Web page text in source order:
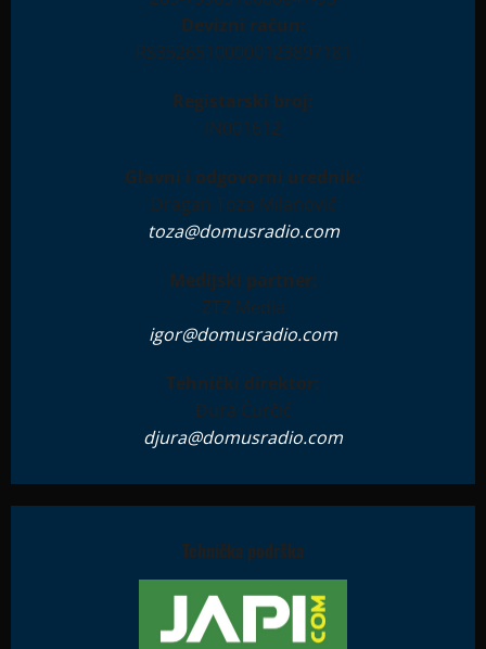
Devizni račun:
RS35265100000123897181
Registarski broj:
IN001612
Glavni i odgovorni urednik:
Dragan Toza Milanović
toza@domusradio.com
Medijski partner:
ZTZ Media
igor@domusradio.com
Tehnički direktor:
Đura Ćurčić
djura@domusradio.com
Tehnička podrška